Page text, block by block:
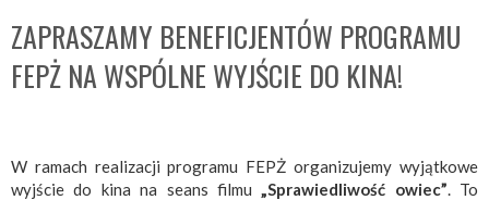
ZAPRASZAMY BENEFICJENTÓW PROGRAMU
FEPŻ NA WSPÓLNE WYJŚCIE DO KINA!
W ramach realizacji programu FEPŻ organizujemy wyjątkowe
wyjście do kina na seans filmu
„Sprawiedliwość owiec” . To